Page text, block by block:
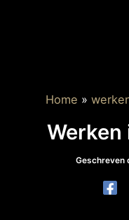
Home
Werken
Geschreven